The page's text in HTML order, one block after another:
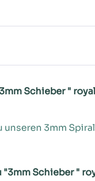
Schieber "
unseren 3mm
Schieber "